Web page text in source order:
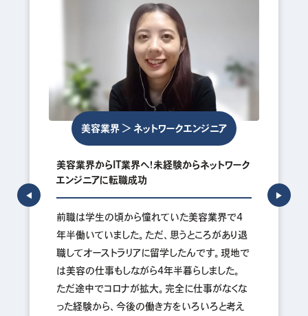
美容業界 ＞ ネットワークエンジニア
美容業界からIT業界へ！未経験からネットワーク
エンジニアに転職成功
前職は学生の頃から憧れていた美容業界で4
年半働いていました。ただ、思うところがあり退
職してオーストラリアに留学したんです。現地で
は美容の仕事もしながら4年半暮らしました。
ただ途中でコロナが拡大。完全に仕事がなくな
った経験から、今後の働き方をいろいろと考え
◀︎ ▶︎